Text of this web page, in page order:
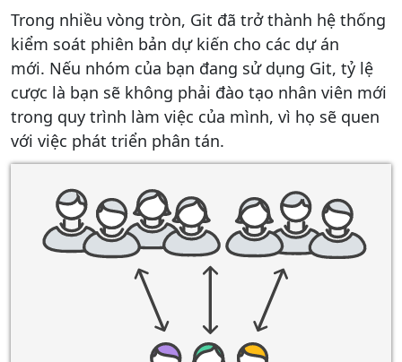
Trong nhiều vòng tròn, Git đã trở thành hệ thống
kiểm soát phiên bản dự kiến ​​cho các dự án
mới. Nếu nhóm của bạn đang sử dụng Git, tỷ lệ
cược là bạn sẽ không phải đào tạo nhân viên mới
trong quy trình làm việc của mình, vì họ sẽ quen
với việc phát triển phân tán.